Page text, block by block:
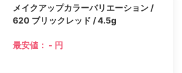
メイクアップカラーバリエーション /
620 ブリックレッド / 4.5g
最安値： - 円